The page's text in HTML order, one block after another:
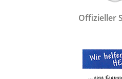
Offizieller